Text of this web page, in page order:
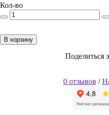
Кол-во
В корзину
Поделиться
0 отзывов /